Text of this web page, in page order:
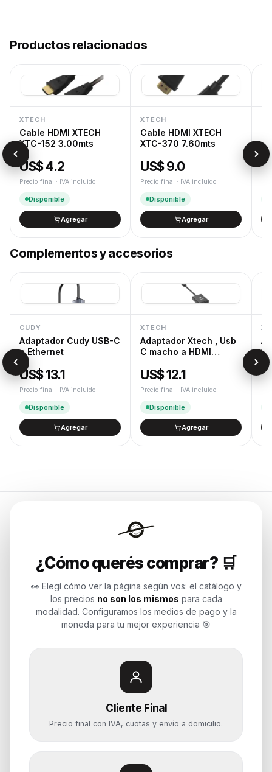
Despacho rápido en 24/48 h hábiles para productos en
12 meses de garantía oficial de fábrica. Gestión de RMA
Cambios y devoluciones según la Ley de Defensa del
Consumidor.
Productos relacionados
XTECH
Cable HDMI XTECH
XTC-152 3.00mts
US$ 4.2
Precio final · IVA incluido
Disponible
Agregar
XTECH
Cable HDMI XTECH
XTC-370 7.60mts
US$ 9.0
Precio final · IVA incluido
Disponible
Agregar
Complementos y accesorios
CUDY
Adaptador Cudy USB-C
a Ethernet
US$ 13.1
Precio final · IVA incluido
Disponible
Agregar
XTECH
Adaptador Xtech , Usb
C macho a HDMI
US$ 12.1
Precio final · IVA incluido
Disponible
Agregar
1,
¿Cómo querés comprar? 🛒
👀 Elegí cómo ver la página según vos: el catálogo y
los precios no son los mismos para cada
modalidad. Configuramos los medios de pago y la
moneda para tu mejor experiencia 🎯
Cliente Final
Precio final con IVA, cuotas y envío a domicilio.
Endurances
Soluciones de tecnología para
Potenciamos tu mundo.
Time to work
Categorías
Notebooks
Computadoras y PCs
Componentes
Almacenamiento